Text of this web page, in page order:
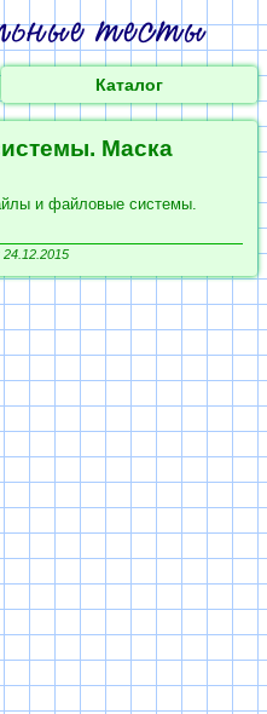
Каталог
Маска
и файловые системы.